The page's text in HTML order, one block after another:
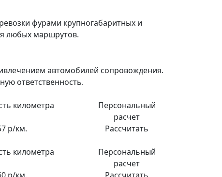
фурами крупногабаритных и
любых маршрутов.
автомобилей сопровождения.
ответственность.
километра
Персональный
расчет
р/км.
Рассчитать
километра
Персональный
расчет
р/км. Рассчитать